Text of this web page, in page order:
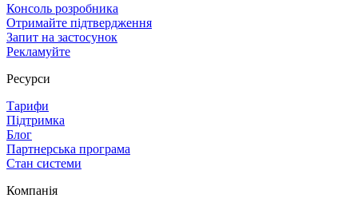
Консоль розробника
Отримайте підтвердження
Запит на застосунок
Рекламуйте
Ресурси
Тарифи
Підтримка
Блог
Партнерська програма
Стан системи
Компанія